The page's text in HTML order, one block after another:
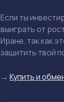
Если ты
выиграть от
Иране, так как
защитить твой
→ Купить и